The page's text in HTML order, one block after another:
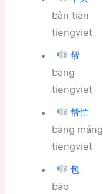
bàn tiān
tiengviet
帮
bāng
tiengviet
帮忙
bāng máng
tiengviet
包
bāo